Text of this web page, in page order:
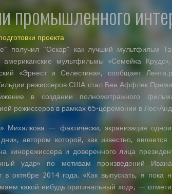
промышленного
проекта
получил "Оскар" как лучший мультфильм
американские мультфильмы «Семейка
«Эрнест и Селестина», сообщает
режиссеров США стал Бен Аффлек
в создании полнометражного
режиссеров в рамках 65-церемонии в Лос-
Михалкова — фактически, экранизация
автором которой, как известно, является
кинорежиссера и доверенного лица
удар» по мотивам произведений
в октябре 2014 года. «Как выпускать, я
какой-нибудь оригинальный ход», —